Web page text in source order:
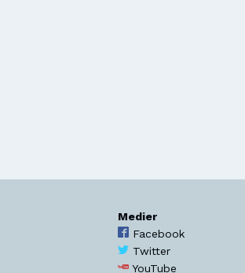
Medier
Facebook
Twitter
YouTube